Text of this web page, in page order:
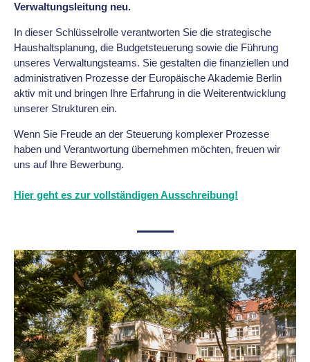
Verwaltungsleitung neu.
In dieser Schlüsselrolle verantworten Sie die strategische
Haushaltsplanung, die Budgetsteuerung sowie die Führung
unseres Verwaltungsteams. Sie gestalten die finanziellen und
administrativen Prozesse der Europäische Akademie Berlin
aktiv mit und bringen Ihre Erfahrung in die Weiterentwicklung
unserer Strukturen ein.
Wenn Sie Freude an der Steuerung komplexer Prozesse
haben und Verantwortung übernehmen möchten, freuen wir
uns auf Ihre Bewerbung.
Hier geht es zur vollständigen Ausschreibung!